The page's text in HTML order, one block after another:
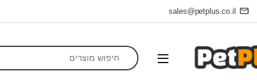
sales@petplus.co.il
Open
Search for: